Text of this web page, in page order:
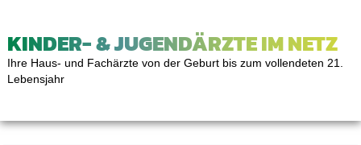
KINDER- & JUGENDÄRZTE IM NETZ
Ihre Haus- und Fachärzte von der Geburt bis zum vollendeten 21.
Lebensjahr